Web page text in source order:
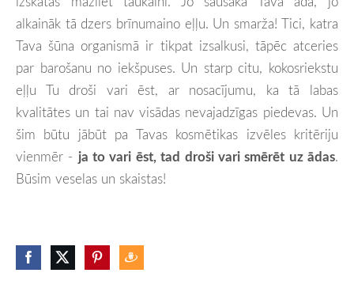
alkaināk tā dzers brīnumaino eļļu. Un smarža! Tici, katra
Tava šūna organismā ir tikpat izsalkusi, tāpēc atceries
par barošanu no iekšpuses. Un starp citu, kokosriekstu
eļļu Tu droši vari ēst, ar nosacījumu, ka tā labas
kvalitātes un tai nav visādas nevajadzīgas piedevas. Un
šim būtu jābūt pa Tavas kosmētikas izvēles kritēriju
vienmēr - ja to vari ēst, tad droši vari smērēt uz ādas.
Būsim veselas un skaistas!